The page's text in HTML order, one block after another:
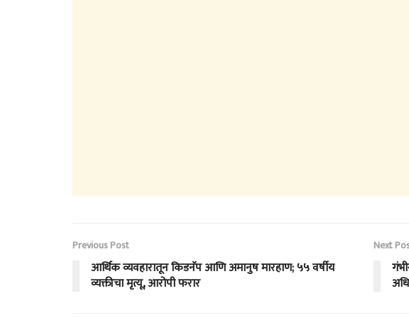
Previous Post
आर्थिक व्यवहारातून किडनॅप आणि अमानुष मारहाण; ५५ वर्षीय
व्यक्तीचा मृत्यू, आरोपी फरार
Next